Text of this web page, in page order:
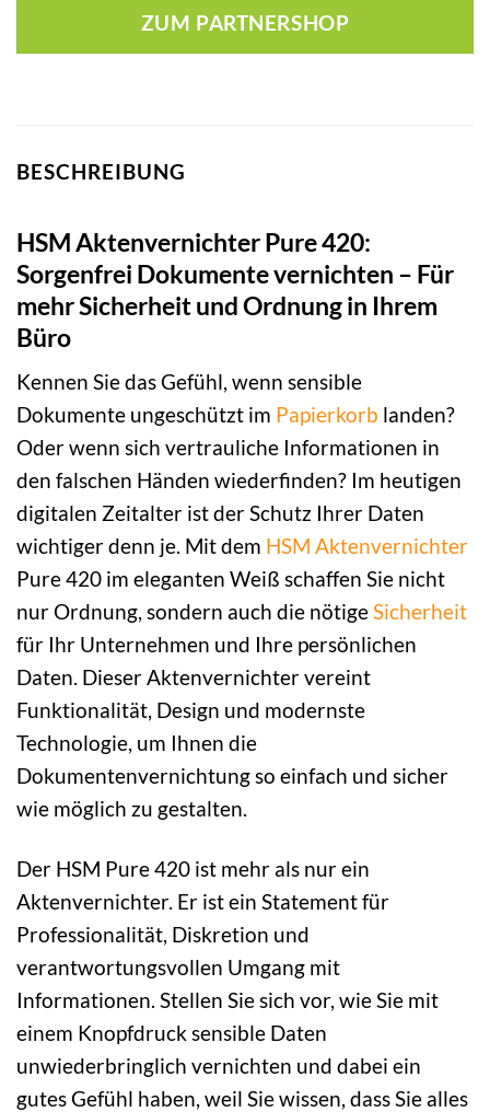
ZUM PARTNERSHOP
BESCHREIBUNG
HSM Aktenvernichter Pure 420:
Sorgenfrei Dokumente vernichten – Für
mehr Sicherheit und Ordnung in Ihrem
Büro
Kennen Sie das Gefühl, wenn sensible
Dokumente ungeschützt im Papierkorb landen?
Oder wenn sich vertrauliche Informationen in
den falschen Händen wiederfinden? Im heutigen
digitalen Zeitalter ist der Schutz Ihrer Daten
wichtiger denn je. Mit dem HSM Aktenvernichter
Pure 420 im eleganten Weiß schaffen Sie nicht
nur Ordnung, sondern auch die nötigeSicherheit
für Ihr Unternehmen und Ihre persönlichen
Daten. Dieser Aktenvernichter vereint
Funktionalität, Design und modernste
Technologie, um Ihnen die
Dokumentenvernichtung so einfach und sicher
wie möglich zu gestalten.
Der HSM Pure 420 ist mehr als nur ein
Aktenvernichter. Er ist ein Statement für
Professionalität, Diskretion und
verantwortungsvollen Umgang mit
Informationen. Stellen Sie sich vor, wie Sie mit
einem Knopfdruck sensible Daten
unwiederbringlich vernichten und dabei ein
gutes Gefühl haben, weil Sie wissen, dass Sie alles